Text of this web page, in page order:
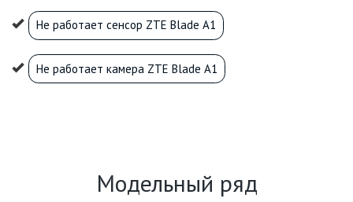
Не работает сенсор ZTE Blade A1
Не работает камера ZTE Blade A1
Модельный ряд